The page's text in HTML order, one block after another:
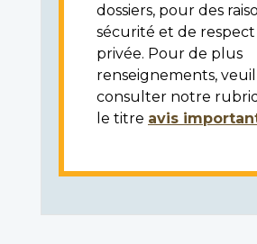
dossiers, pour des
sécurité et de respect
privée. Pour de plus
renseignements,
consulter notre
le titre avis